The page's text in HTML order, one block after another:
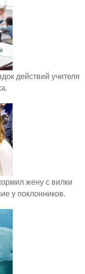
действий учителя
жену с вилки
у поклонников.